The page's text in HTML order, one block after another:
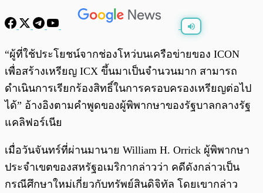
พร้อมเล่น
“ผู้ที่ใช้ประโยชน์จากช่องโหว่บนเครือข่ายของ ICON
เพื่อสร้างเหรียญ ICX ขึ้นมาเป็นจำนวนมาก สามารถ
ดำเนินการเรียกร้องสิทธิ์ในการครอบครองเหรียญต่อไป
ได้” อ้างอิงตามคำพูดของผู้พิพากษาของรัฐบาลกลางรัฐ
แคลิฟอร์เนีย
เมื่อวันจันทร์ที่ผ่านมานาย William H. Orrick ผู้พิพากษา
ประจำเขตของสหรัฐอเมริกากล่าวว่า คดีดังกล่าวเป็น
กรณีศึกษาใหม่เกี่ยวกับทรัพย์สินดิจิทัล โดยเขากล่าว